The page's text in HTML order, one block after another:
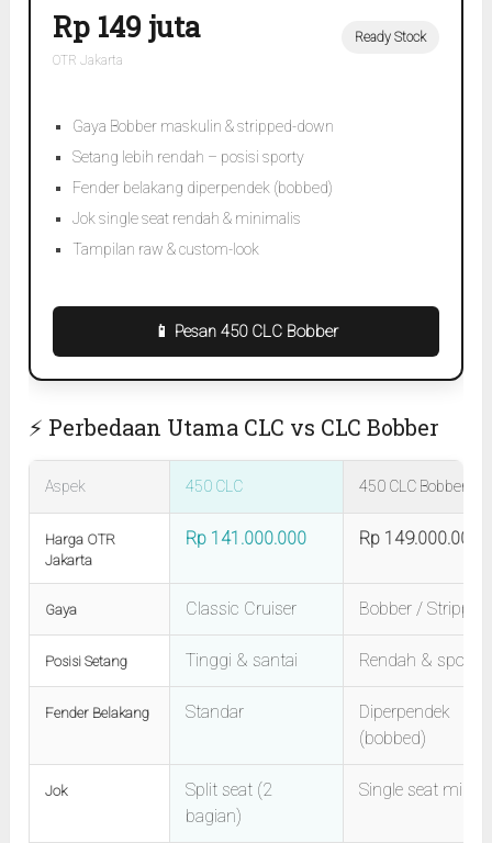
Rp 149 juta
OTR Jakarta
Ready Stock
Gaya Bobber maskulin & stripped-down
Setang lebih rendah – posisi sporty
Fender belakang diperpendek (bobbed)
Jok single seat rendah & minimalis
Tampilan raw & custom-look
📱 Pesan 450 CLC Bobber
⚡ Perbedaan Utama CLC vs CLC Bobber
Aspek 450 CLC 450 CLC Bobber
Harga OTR
Jakarta
Rp 141.000.000 Rp 149.000.000
Gaya Classic Cruiser Bobber / Stripped
Posisi Setang Tinggi & santai Rendah & sporty
Fender Belakang Standar
Diperpendek
(bobbed)
Jok
Split seat (2
bagian)
Single seat